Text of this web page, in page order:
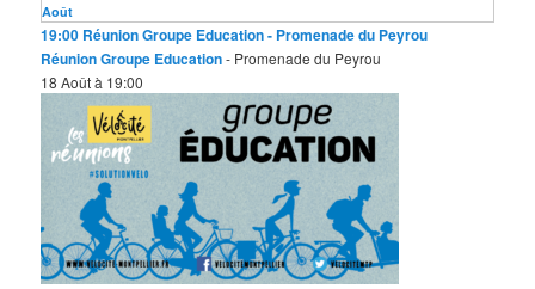
Août
19:00 Réunion Groupe Education- Promenade du Peyrou
Réunion Groupe Education- Promenade du Peyrou
18 Août à 19:00